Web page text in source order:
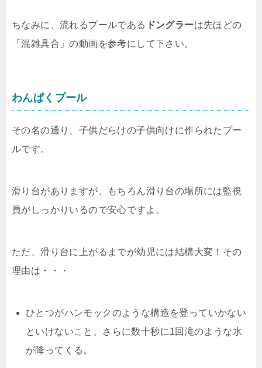
ちなみに、流れるプールである ドングラーは先ほどの
「混雑具合」の動画を参考にして下さい。
わんぱくプール
その名の通り、子供だらけの子供向けに作られたプー
ルです。
滑り台がありますが、もちろん滑り台の場所には監視
員がしっかりいるので安心ですよ。
ただ、滑り台に上がるまでが幼児には結構大変！その
理由は・・・
ひとつがハンモックのような構造を登っていかない
といけないこと、さらに数十秒に1回滝のような水
が降ってくる。